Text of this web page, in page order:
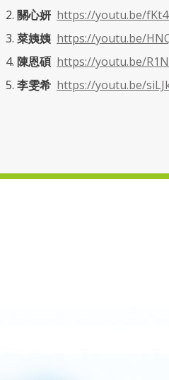
2. 關心妍 https://youtu.be/
3. 菜姨姨 https://youtu.be/
4. 陳恩碩 https://youtu.be/
5. 李雯希 https://youtu.be/